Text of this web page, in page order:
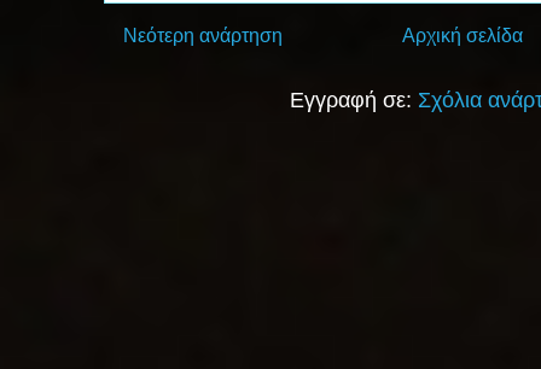
Νεότερη ανάρτηση Αρχική σελίδα
Εγγραφή σε: Σχόλια